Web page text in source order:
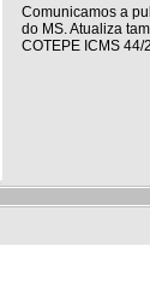
Comunicamos a
do MS. Atualiza
COTEPE ICMS 44/